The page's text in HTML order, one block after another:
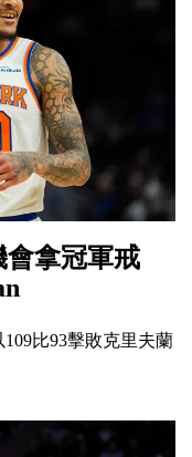
會拿冠軍戒
比93擊敗克里夫蘭